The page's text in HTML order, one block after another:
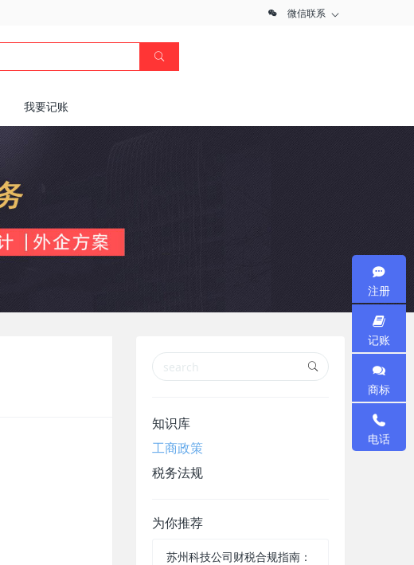
微信联系
我要记账
知识库
工商政策
税务法规
为你推荐
苏州科技公司财税合规指南：
注册
记账
商标
电话